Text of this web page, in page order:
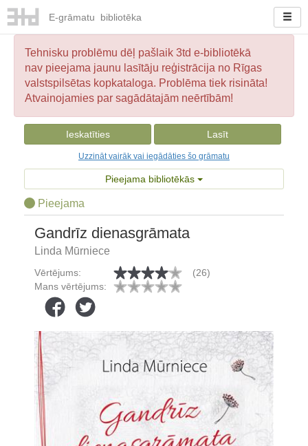
E-grāmatu bibliotēka
Tehnisku problēmu dēļ pašlaik 3td e-bibliotēkā
nav pieejama jaunu lasītāju reģistrācija no Rīgas
valstspilsētas kopkataloga. Problēma tiek risināta!
Atvainojamies par sagādātajām neērtībām!
Ieskatīties Lasīt
Uzzināt vairāk vai iegādāties šo grāmatu
Pieejama bibliotēkās
Pieejama
Gandrīz dienasgrāmata
Linda Mūrniece
Vērtējums:
(26)
Mans vērtējums: